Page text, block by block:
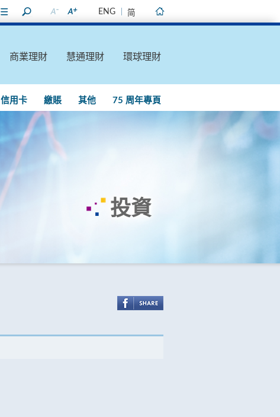
ENG 简
商業理財 慧通理財 環球理財
信用卡 繳賬 其他 75 周年專頁
投資